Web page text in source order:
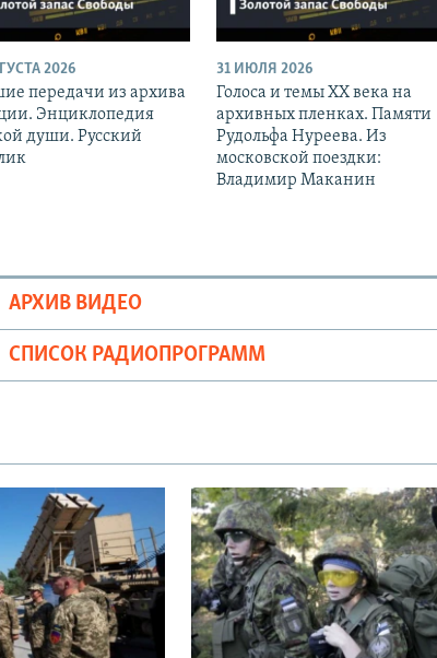
2026
передачи из архива
Энциклопедия
души. Русский
31 ИЮЛЯ 2026
Голоса и темы XX века на
архивных пленках. Памяти
Рудольфа Нуреева. Из
московской поездки:
Владимир Маканин
АРХИВ ВИДЕО
СПИСОК РАДИОПРОГРАММ